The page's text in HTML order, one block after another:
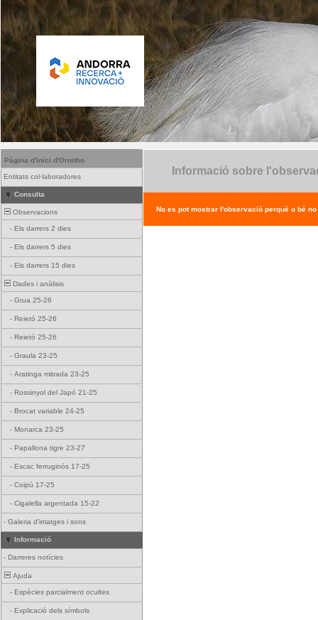
Pàgina d'inici d'Ornitho
Entitats col·laboradores
Consulta
Observacions
- Els darrers 2 dies
- Els darrers 5 dies
- Els darrers 15 dies
Dades i anàlisis
- Grua 25-26
- Reietó 25-26
- Reietó 25-26
- Graula 23-25
- Aratinga mitrada 23-25
- Rossinyol del Japó 21-25
- Brocat variable 24-25
- Monarca 23-25
- Papallona tigre 23-27
- Escac ferruginós 17-25
- Coipú 17-25
- Cigalella argentada 15-22
- Galeria d'imatges i sons
Informació
- Darreres notícies
Ajuda
- Espècies parcialment ocultes
- Explicació dels símbols
Informació sobre
No es pot mostrar l'observació perquè o bé